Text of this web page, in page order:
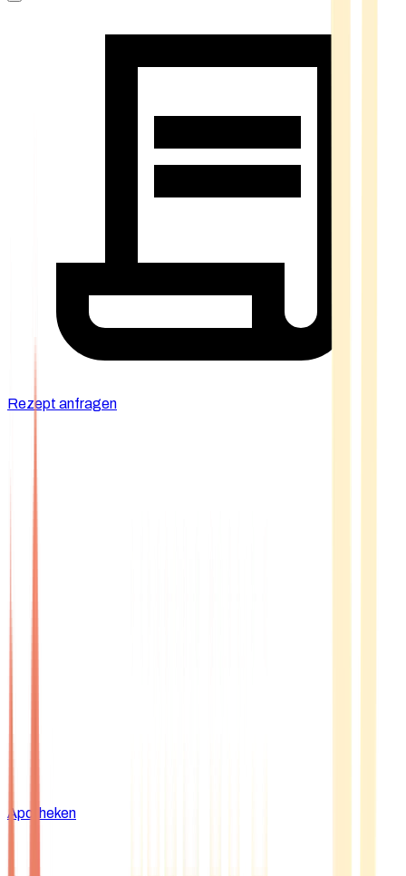
Rezept anfragen
Apotheken